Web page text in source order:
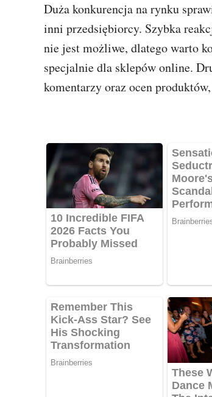
Duża konkurencja na rynku
inni przedsiębiorcy. Szybka
nie jest możliwe, dlatego warto
specjalnie dla sklepów online.
komentarzy oraz ocen